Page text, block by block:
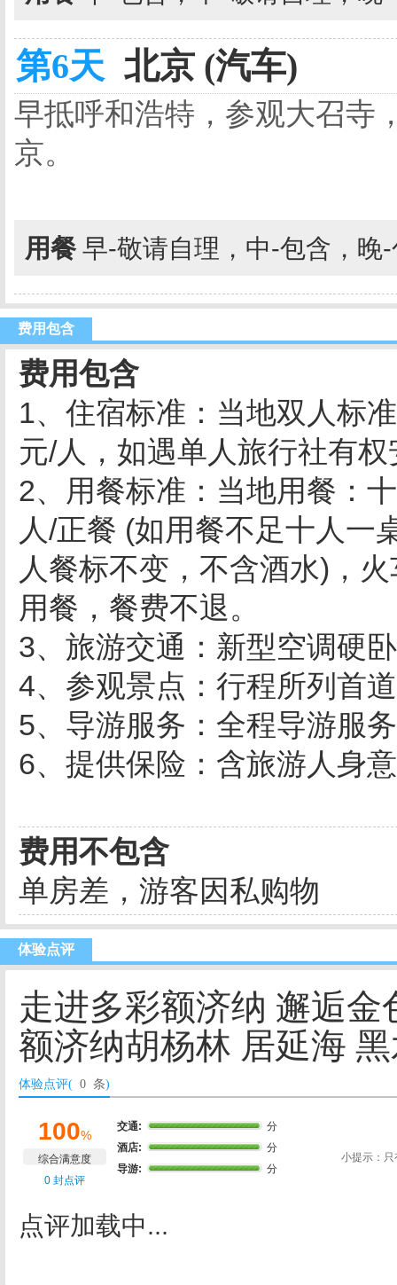
第6天 北京 (汽车)
早抵呼和浩特，参观大召寺
京。
用餐 早-敬请自理，中-包含，晚
费用包含
费用包含
1、住宿标准：当地双人标
元/人，如遇单人旅行社有
2、用餐标准：当地用餐：
人/正餐 (如用餐不足十人一
人餐标不变，不含酒水)，
用餐，餐费不退。
3、旅游交通：新型空调硬
4、参观景点：行程所列首
5、导游服务：全程导游服
6、提供保险：含旅游人身
费用不包含
单房差，游客因私购物
体验点评
走进多彩额济纳 邂逅
额济纳胡杨林 居延海
体验点评( 0 条)
100%
综合满意度
0 封点评
交通:
分
酒店:
分
导游:
分
小提示：
点评加载中...